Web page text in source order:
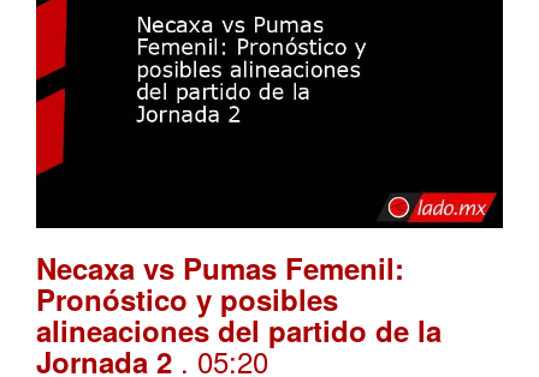
Necaxa vs Pumas Femenil:
Pronóstico y posibles
alineaciones del partido de la
Jornada 2 . 05:20